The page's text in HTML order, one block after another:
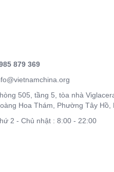
879 369
505, tầng 5, tòa nhà
Hoa Thám, Phường Tây Hồ,
2 - Chủ nhật : 8:00 - 22:00